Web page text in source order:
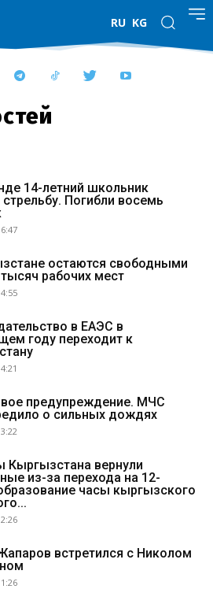
RU KG
14-летний школьник
стрельбу. Погибли восемь
остаются свободными
рабочих мест
в ЕАЭС в
году переходит к
предупреждение. МЧС
о сильных дождях
Кыргызстана вернули
из-за перехода на 12-
часы кыргызского
встретился с Николом